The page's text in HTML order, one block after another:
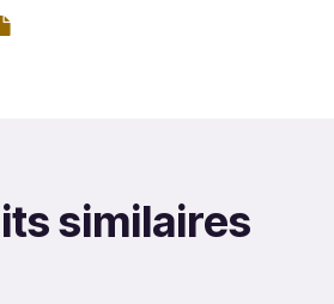
similaires